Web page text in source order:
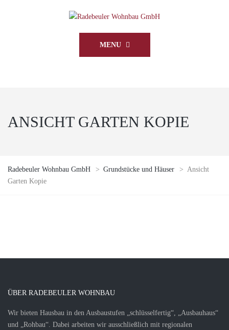
MENU
ANSICHT GARTEN KOPIE
Radebeuler Wohnbau GmbH > Grundstücke und Häuser > Ansicht
Garten Kopie
ÜBER RADEBEULER WOHNBAU
Wir bieten Hausbau in den Ausbaustufen „schlüsselfertig“, „Ausbauhaus“
und „Rohbau“. Dabei arbeiten wir ausschließlich mit regionalen